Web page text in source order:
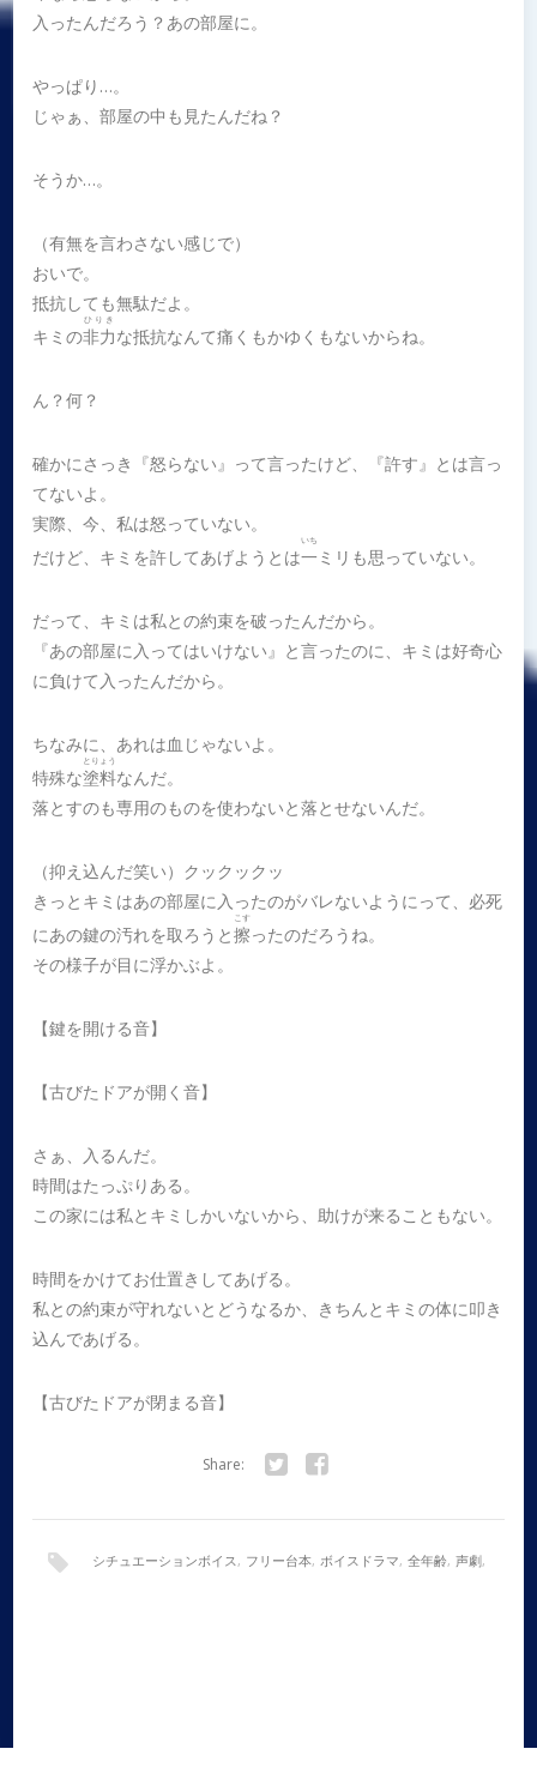
入ったんだろう？あの部屋に。
やっぱり…。
じゃぁ、部屋の中も見たんだね？
そうか…。
（有無を言わさない感じで）
おいで。
抵抗しても無駄だよ。
キミの非力
ひりき
な抵抗なんて痛くもかゆくもないからね。
ん？何？
確かにさっき『怒らない』って言ったけど、『許す』とは言っ
てないよ。
実際、今、私は怒っていない。
だけど、キミを許してあげようとは一
いち
ミリも思っていない。
だって、キミは私との約束を破ったんだから。
『あの部屋に入ってはいけない』と言ったのに、キミは好奇心
に負けて入ったんだから。
ちなみに、あれは血じゃないよ。
特殊な塗料
とりょう
なんだ。
落とすのも専用のものを使わないと落とせないんだ。
（抑え込んだ笑い）クックックッ
きっとキミはあの部屋に入ったのがバレないようにって、必死
にあの鍵の汚れを取ろうと擦
こす
ったのだろうね。
その様子が目に浮かぶよ。
【鍵を開ける音】
【古びたドアが開く音】
さぁ、入るんだ。
時間はたっぷりある。
この家には私とキミしかいないから、助けが来ることもない。
時間をかけてお仕置きしてあげる。
私との約束が守れないとどうなるか、きちんとキミの体に叩き
込んであげる。
【古びたドアが閉まる音】
Share:
シチュエーションボイス, フリー台本, ボイスドラマ, 全年齢, 声劇,